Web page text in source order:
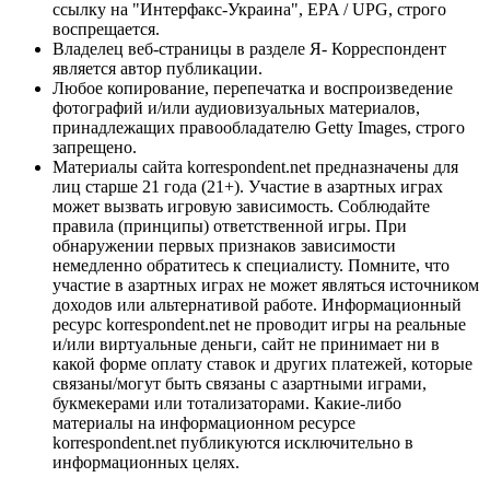
ссылку на "Интерфакс-Украина", EPA / UPG, строго
воспрещается.
Владелец веб-страницы в разделе Я- Корреспондент
является автор публикации.
Любое копирование, перепечатка и воспроизведение
фотографий и/или аудиовизуальных материалов,
принадлежащих правообладателю Getty Images, строго
запрещено.
Материалы сайта korrespondent.net предназначены для
лиц старше 21 года (21+). Участие в азартных играх
может вызвать игровую зависимость. Соблюдайте
правила (принципы) ответственной игры. При
обнаружении первых признаков зависимости
немедленно обратитесь к специалисту. Помните, что
участие в азартных играх не может являться источником
доходов или альтернативой работе. Информационный
ресурс korrespondent.net не проводит игры на реальные
и/или виртуальные деньги, сайт не принимает ни в
какой форме оплату ставок и других платежей, которые
связаны/могут быть связаны с азартными играми,
букмекерами или тотализаторами. Какие-либо
материалы на информационном ресурсе
korrespondent.net публикуются исключительно в
информационных целях.